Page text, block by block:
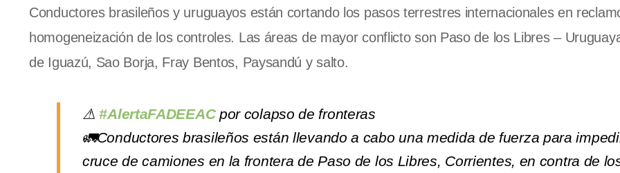
Conductores brasileños y uruguayos están cortando los pasos terrestres internacionales en
homogeneización de los controles. Las áreas de mayor conflicto son Paso de los Libres –
de Iguazú, Sao Borja, Fray Bentos, Paysandú y salto.
⚠#AlertaFADEEACpor colapso de fronteras
🚛Conductores brasileños están llevando a cabo una medida de fuerza para
cruce de camiones en la frontera de Paso de los Libres, Corrientes, en contra de